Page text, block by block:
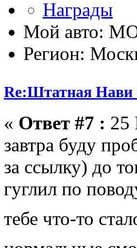
Мой авто:
Регион:
Re:Штатная Нави
« Ответ #7 : 25
завтра буду
за ссылку) до
гуглил по
тебе что-то